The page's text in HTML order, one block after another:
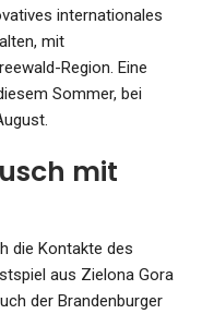
internationales
mit
Region. Eine
Sommer, bei
mit
die Kontakte des
aus Zielona Gora
der Brandenburger